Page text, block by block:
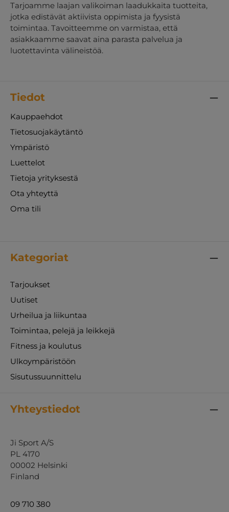
Tarjoamme laajan valikoiman laadukkaita tuotteita,
jotka edistävät aktiivista oppimista ja fyysistä
toimintaa. Tavoitteemme on varmistaa, että
asiakkaamme saavat aina parasta palvelua ja
luotettavinta välineistöä.
Tiedot
Kauppaehdot
Tietosuojakäytäntö
Ympäristö
Luettelot
Tietoja yrityksestä
Ota yhteyttä
Oma tili
Kategoriat
Tarjoukset
Uutiset
Urheilua ja liikuntaa
Toimintaa, pelejä ja leikkejä
Fitness ja koulutus
Ulkoympäristöön
Sisutussuunnittelu
Yhteystiedot
Ji Sport A/S
PL 4170
00002 Helsinki
Finland
09 710 380